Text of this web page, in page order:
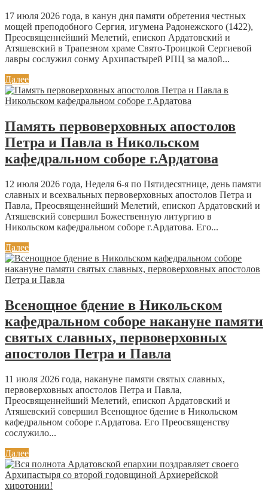
17 июля 2026 года, в канун дня памяти обретения честных
мощей преподобного Сергия, игумена Радонежского (1422),
Преосвященнейший Мелетий, епископ Ардатовский и
Атяшевский в Трапезном храме Свято-Троицкой Сергиевой
лавры сослужил сонму Архипастырей РПЦ за малой...
Далее
Память первоверховных апостолов
Петра и Павла в Никольском
кафедральном соборе г.Ардатова
12 июля 2026 года, Неделя 6-я по Пятидесятнице, день памяти
славных и всехвальных первоверховных апостолов Петра и
Павла, Преосвященнейший Мелетий, епископ Ардатовский и
Атяшевский совершил Божественную литургию в
Никольском кафедральном соборе г.Ардатова. Его...
Далее
Всенощное бдение в Никольском
кафедральном соборе накануне памяти
святых славных, первоверховных
апостолов Петра и Павла
11 июля 2026 года, накануне памяти святых славных,
первоверховных апостолов Петра и Павла,
Преосвященнейший Мелетий, епископ Ардатовский и
Атяшевский совершил Всенощное бдение в Никольском
кафедральном соборе г.Ардатова. Его Преосвященству
сослужило...
Далее